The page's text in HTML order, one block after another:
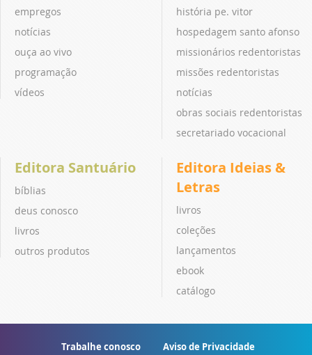
empregos
notícias
ouça ao vivo
programação
vídeos
história pe. vitor
hospedagem santo afonso
missionários redentoristas
missões redentoristas
notícias
obras sociais redentoristas
secretariado vocacional
Editora Santuário
bíblias
deus conosco
livros
outros produtos
Editora Ideias &
Letras
livros
coleções
lançamentos
ebook
catálogo
Trabalhe conosco Aviso de Privacidade